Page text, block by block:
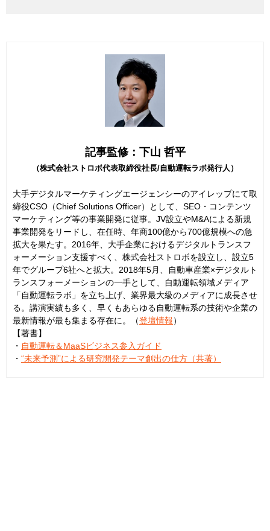
記事監修：下山 哲平
（株式会社ストロボ代表取締役社長/自動運転ラボ発行人）
大手デジタルマーケティングエージェンシーのアイレップにて取
締役CSO（Chief Solutions Officer）として、SEO・コンテンツ
マーケティング等の事業開発に従事。JV設立やM&Aによる新規
事業開発をリードし、在任時、年商100億から700億規模への急
拡大を果たす。2016年、大手企業におけるデジタルトランスフ
ォーメーション支援すべく、株式会社ストロボを設立し、設立5
年でグループ6社へと拡大。2018年5月、自動車産業×デジタルト
ランスフォーメーションの一手として、自動運転領域メディア
「自動運転ラボ」を立ち上げ、業界最大級のメディアに成長させ
る。講演実績も多く、早くもあらゆる自動運転系の技術や企業の
最新情報が最も集まる存在に。（登壇情報）
【著書】
・ 自動運転＆MaaSビジネス参入ガイド
・ “未来予測”による研究開発テーマ創出の仕方（共著）